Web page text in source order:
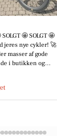
SOLGT 🤩 SOLGT 🤩
jeres nye cykler! 🚀
masser af gode
i butikken og...